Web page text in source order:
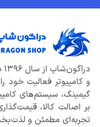
و کامپیوتر فعالیت خود
گیمینگ، سیستم‌های
بر اصالت کالا،
تجربه‌ای مطمئن و لذت‌بخش